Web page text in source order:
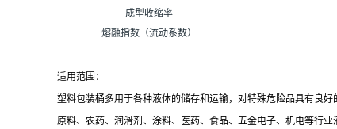
成型收缩率
熔融指数（流动系数）
适用范围：
塑料包装桶多用于各种液体的储存和运输，对特殊危险品具有良
原料、农药、润滑剂、涂料、医药、食品、五金电子、机电等行业